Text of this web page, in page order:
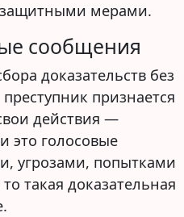
защитными мерами.
сообщения
доказательств без
признается
действия —
это голосовые
угрозами, попытками
такая доказательная